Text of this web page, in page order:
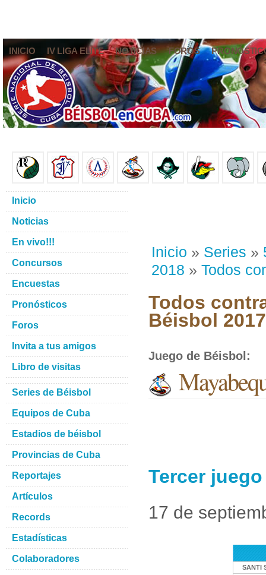
INICIO IV LIGA ELITE NOTICIAS FOROS
Inicio » Series »
2018 » Todos
Todos
Béisbol
Juego de Béisbol :
Tercer
17 de
SANTI
Inicio
Noticias
En vivo!!!
Concursos
Encuestas
Pronósticos
Foros
Invita a tus amigos
Libro de visitas
Series de Béisbol
Equipos de Cuba
Estadios de béisbol
Provincias de Cuba
Reportajes
Artículos
Records
Estadísticas
Colaboradores